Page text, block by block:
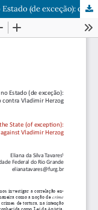
Legitimação como prática discursiva no Estado (de exceção): o crime cometido contra Vladimir Herzog